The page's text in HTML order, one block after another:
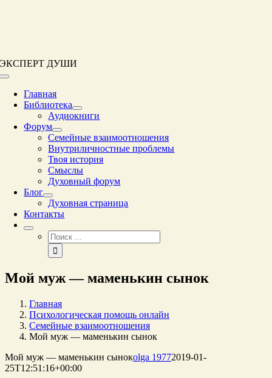
ЭКСПЕРТ ДУШИ
Переключение
навигацииГлавная
Библиотека
Аудиокниги
Форум
Семейные взаимоотношения
Внутриличностные проблемы
Твоя история
Смыслы
Духовный форум
Блог
Духовная страница
Контакты
Результат
поиска:
Мой муж — маменькин сынок
Главная
Психологическая помощь онлайн
Семейные взаимоотношения
Мой муж — маменькин сынок
Мой муж — маменькин сынокolga 19772019-01-
25T12:51:16+00:00